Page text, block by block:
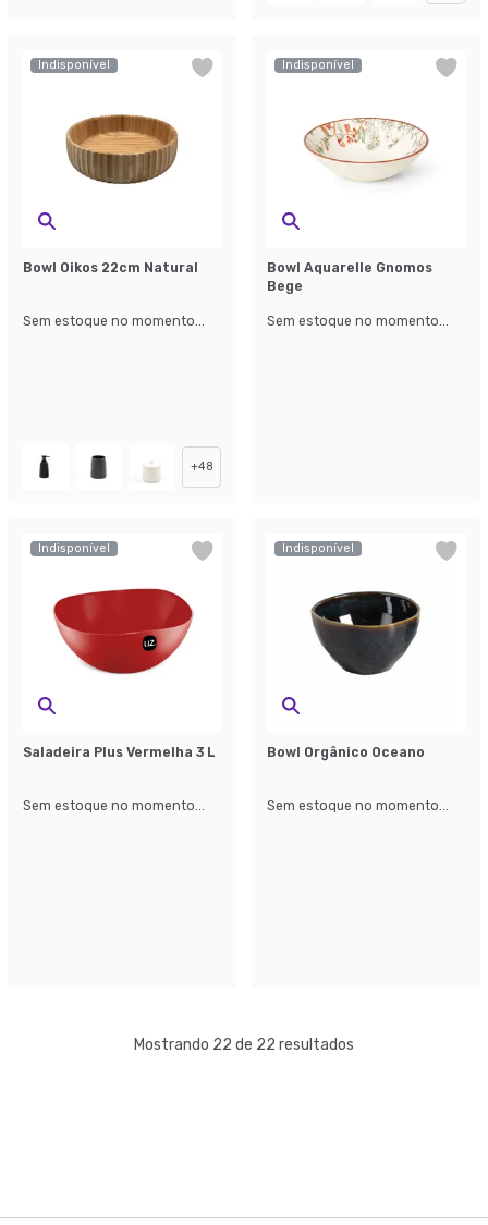
Indisponível
Bowl Oikos 22cm Natural
Sem estoque no momento...
+48
Indisponível
Bowl Aquarelle Gnomos
Bege
Sem estoque no momento...
Indisponível
Saladeira Plus Vermelha 3 L
Sem estoque no momento...
Indisponível
Bowl Orgânico Oceano
Sem estoque no momento...
Mostrando 22 de 22 resultados